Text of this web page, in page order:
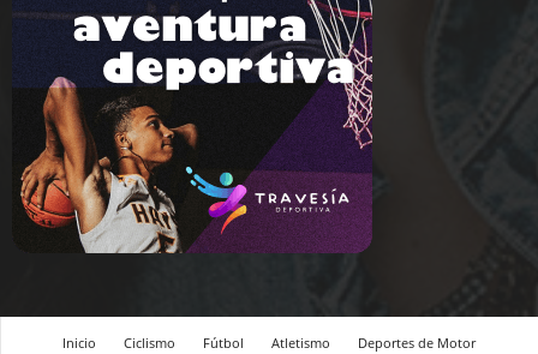
Inicio Ciclismo Fútbol Atletismo Deportes de Motor